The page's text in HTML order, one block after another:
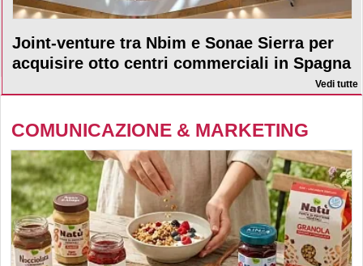
Joint-venture tra Nbim e Sonae Sierra per
acquisire otto centri commerciali in Spagna
Vedi tutte
COMUNICAZIONE & MARKETING